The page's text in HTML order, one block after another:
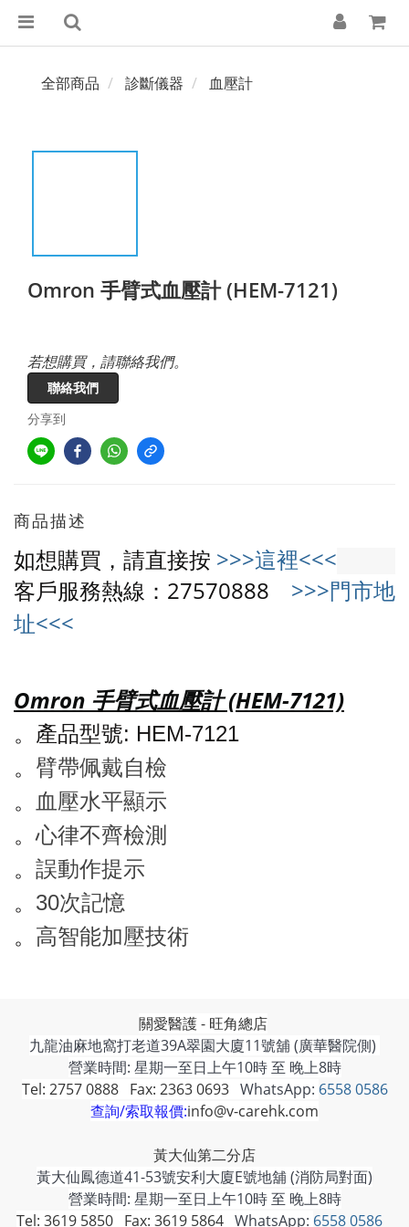
全部商品 診斷儀器 血壓計
Omron 手臂式血壓計 (HEM-7121)
若想購買，請聯絡我們。
聯絡我們
分享到
商品描述
如想購買，請直接按 >>>這裡<<<
客戶服務熱線：27570888 >>>門市地
址<<<
Omron 手臂式血壓計 (HEM-7121)
。
產品型號: HEM-7121
。 臂帶佩戴自檢
。 血壓水平顯示
。心律不齊檢測
。 誤動作提示
。 30次記憶
。 高智能加壓技術
關愛醫護 - 旺角總店
九龍油麻地窩打老道39A翠園大廈11號舖 (廣華醫院側)
營業時間: 星期一至日上午10時 至 晚上8時
Tel: 2757 0888 Fax: 2363 0693WhatsApp: 6558 0586
查詢/索取報價:info@v-carehk.com
黃大仙第二分店
黃大仙鳳德道41-53號安利大廈E號地舖 (消防局對面)
營業時間: 星期一至日上午10時 至 晚上8時
Tel: 3619 5850 Fax: 3619 5864WhatsApp: 6558 0586